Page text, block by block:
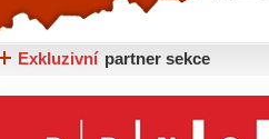
Exkluzivní partner sekce